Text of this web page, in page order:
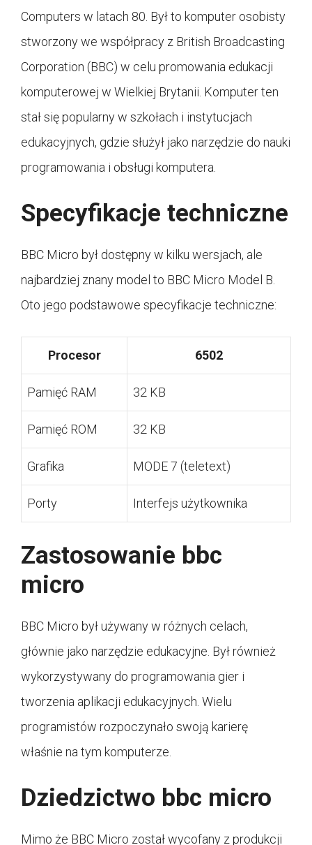
Computers w latach 80. Był to komputer osobisty
stworzony we współpracy z British Broadcasting
Corporation (BBC) w celu promowania edukacji
komputerowej w Wielkiej Brytanii. Komputer ten
stał się popularny w szkołach i instytucjach
edukacyjnych, gdzie służył jako narzędzie do nauki
programowania i obsługi komputera.
Specyfikacje techniczne
BBC Micro był dostępny w kilku wersjach, ale
najbardziej znany model to BBC Micro Model B.
Oto jego podstawowe specyfikacje techniczne:
Procesor 6502
Pamięć RAM 32 KB
Pamięć ROM 32 KB
Grafika MODE 7 (teletext)
Porty Interfejs użytkownika
Zastosowanie bbc
micro
BBC Micro był używany w różnych celach,
głównie jako narzędzie edukacyjne. Był również
wykorzystywany do programowania gier i
tworzenia aplikacji edukacyjnych. Wielu
programistów rozpoczynało swoją karierę
właśnie na tym komputerze.
Dziedzictwo bbc micro
Mimo że BBC Micro został wycofany z produkcji